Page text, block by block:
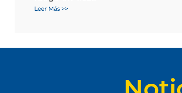
Leer Más >>